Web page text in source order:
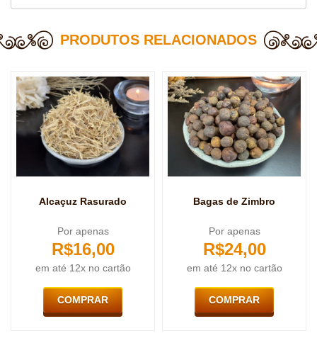
PRODUTOS RELACIONADOS
Alcaçuz Rasurado
Por apenas
R$16,00
em até 12x no cartão
COMPRAR
Bagas de Zimbro
Por apenas
R$24,00
em até 12x no cartão
COMPRAR